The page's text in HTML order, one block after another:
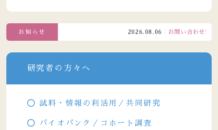
お知らせ 2026.08.06 お問い合わせ窓
研究者の方々へ
試料・情報の利活用／共同研究
バイオバンク／コホート調査